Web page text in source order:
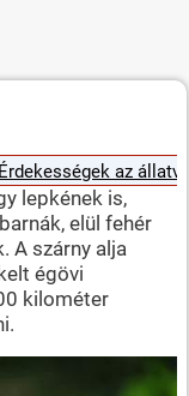
Érdekességek az
lepkének is,
elül fehér
A szárny alja
égövi
kilométer